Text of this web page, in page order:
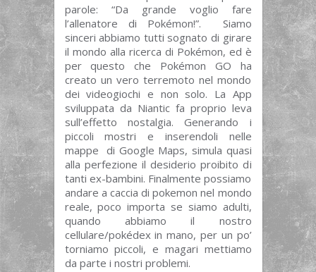
parole: “Da grande voglio fare
l’allenatore di Pokémon!”. Siamo
sinceri abbiamo tutti sognato di girare
il mondo alla ricerca di Pokémon, ed è
per questo che Pokémon GO ha
creato un vero terremoto nel mondo
dei videogiochi e non solo. La App
sviluppata da Niantic fa proprio leva
sull’effetto nostalgia. Generando i
piccoli mostri e inserendoli nelle
mappe di Google Maps, simula quasi
alla perfezione il desiderio proibito di
tanti ex-bambini. Finalmente possiamo
andare a caccia di pokemon nel mondo
reale, poco importa se siamo adulti,
quando abbiamo il nostro
cellulare/pokédex in mano, per un po’
torniamo piccoli, e magari mettiamo
da parte i nostri problemi.